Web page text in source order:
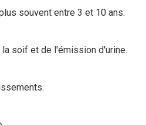
souvent entre 3 et 10 ans.
la soif et de l'émission d'urine.